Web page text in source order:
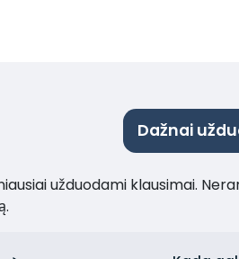
Dažnai
užduodami klausimai.